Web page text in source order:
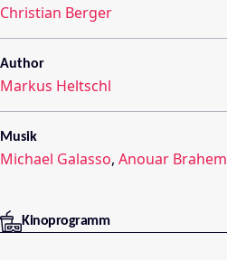
Christian Berger
Author
Markus Heltschl
Musik
Michael Galasso, Anouar Brahem
Kinoprogramm